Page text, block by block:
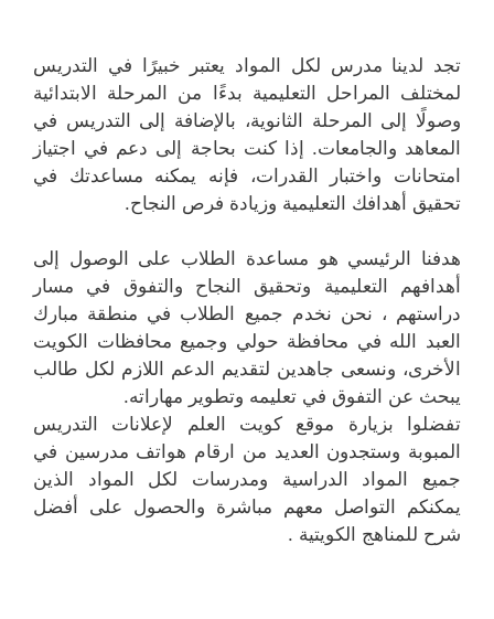
تجد لدينا مدرس لكل المواد يعتبر خبيرًا في التدريس
لمختلف المراحل التعليمية بدءًا من المرحلة الابتدائية
وصولًا إلى المرحلة الثانوية، بالإضافة إلى التدريس في
المعاهد والجامعات. إذا كنت بحاجة إلى دعم في اجتياز
امتحانات واختبار القدرات، فإنه يمكنه مساعدتك في
تحقيق أهدافك التعليمية وزيادة فرص النجاح.
هدفنا الرئيسي هو مساعدة الطلاب على الوصول إلى
أهدافهم التعليمية وتحقيق النجاح والتفوق في مسار
دراستهم ، نحن نخدم جميع الطلاب في منطقة مبارك
العبد الله في محافظة حولي وجميع محافظات الكويت
الأخرى، ونسعى جاهدين لتقديم الدعم اللازم لكل طالب
يبحث عن التفوق في تعليمه وتطوير مهاراته.
تفضلوا بزيارة موقع كويت العلم لإعلانات التدريس
المبوبة وستجدون العديد من ارقام هواتف مدرسين في
جميع المواد الدراسية ومدرسات لكل المواد الذين
يمكنكم التواصل معهم مباشرة والحصول على أفضل
شرح للمناهج الكويتية .